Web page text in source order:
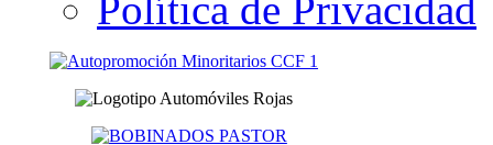
Política de Privacidad